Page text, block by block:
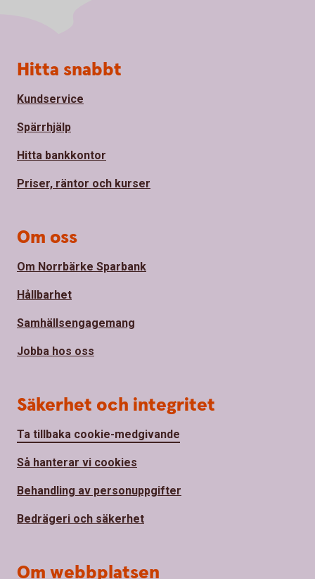
Sidfot
Hitta snabbt
Kundservice
Spärrhjälp
Hitta bankkontor
Priser, räntor och kurser
Om oss
Om Norrbärke Sparbank
Hållbarhet
Samhällsengagemang
Jobba hos oss
Säkerhet och integritet
Ta tillbaka cookie-medgivande
Så hanterar vi cookies
Behandling av personuppgifter
Bedrägeri och säkerhet
Om webbplatsen